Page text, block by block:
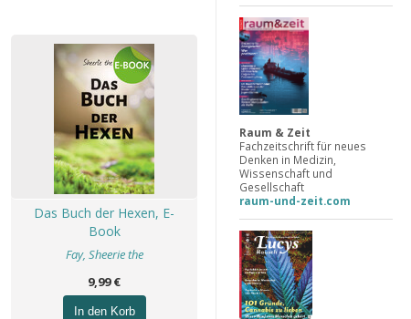
Das Buch der Hexen, E-
Book
Fay, Sheerie the
9,99 €
In den Korb
Raum & Zeit
Fachzeitschrift für neues
Denken in Medizin,
Wissenschaft und
Gesellschaft
raum-und-zeit.com